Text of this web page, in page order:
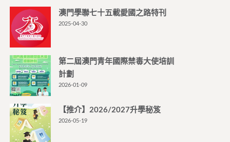
澳門學聯七十五載愛國之路特刊
2025-04-30
第二屆澳門青年國際禁毒大使培訓
計劃
2026-01-09
【推介】2026/2027升學秘笈
2026-05-19